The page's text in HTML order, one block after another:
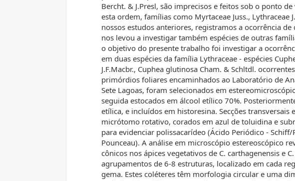
Bercht. & J.Presl, são imprecisos e feitos sob o ponto
esta ordem, famílias como Myrtaceae Juss., Lythraceae
nossos estudos anteriores, registramos a ocorrência
nos levou a investigar também espécies de outras
o objetivo do presente trabalho foi investigar a
em duas espécies da família Lythraceae - espécies
J.F.Macbr., Cuphea glutinosa Cham. & Schltdl.
primórdios foliares encaminhados ao Laboratório de
Sete Lagoas, foram selecionados em
seguida estocados em álcool etílico 70%.
etílica, e incluídos em historesina. Secções
micrótomo rotativo, corados em azul de toluidina e
para evidenciar polissacarídeo (Ácido Periódico - Schiff/
Pounceau). A análise em microscópio estereoscópico
cônicos nos ápices vegetativos de C. carthagenensis e
agrupamentos de 6-8 estruturas, localizado em cada
gema. Estes coléteres têm morfologia circular e uma